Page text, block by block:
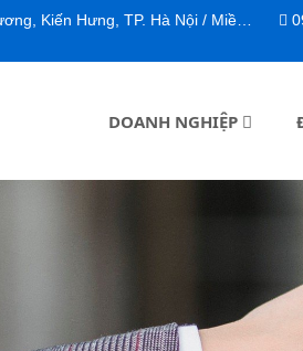
Tòa Fimexco, 231-233 Lê Thánh Tôn, P. Bến Thành, TP. HCM
DOANH NGHIỆP